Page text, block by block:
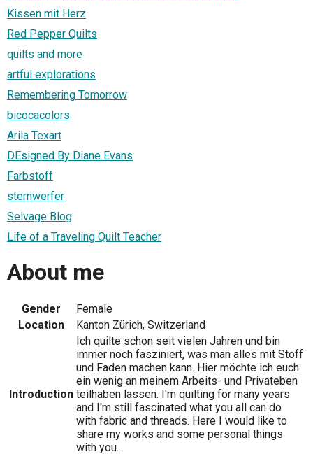
Kissen mit Herz
Red Pepper Quilts
quilts and more
artful explorations
Remembering Tomorrow
bicocacolors
Arila Texart
DEsigned By Diane Evans
Farbstoff
sternwerfer
Selvage Blog
Life of a Traveling Quilt Teacher
About me
Gender
Female
Location
Kanton Zürich, Switzerland
Introduction
Ich quilte schon seit vielen Jahren und bin
immer noch fasziniert, was man alles mit Stoff
und Faden machen kann. Hier möchte ich euch
ein wenig an meinem Arbeits- und Privateben
teilhaben lassen. I'm quilting for many years
and I'm still fascinated what you all can do
with fabric and threads. Here I would like to
share my works and some personal things
with you.